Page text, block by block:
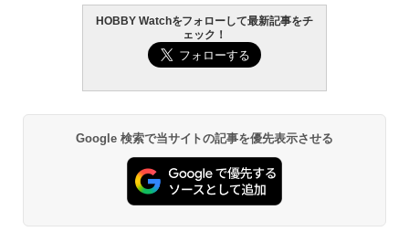
2026年11月予約 ガチャ【miffy きらきら
星空のめじるしガチャマスコット コンプ
リート 5種セット カプセルトイ】
【中古】 【未開封品】 MAXIMATIC 呪
術廻戦 禪院直哉 BANDAI NAMCO/バン
ダイナムコ フィギュア
LayLax ライラクス NINE BALL ナイン
ボール インジェクションバルブ[注入バ
ルブ]ブラック3本セット
東京マルイ 電動SMG スコーピオン モッ
ドM/Vz61 80連マガジン CMG ノーマル
マガジン
TAMASHII NATIONS S.H.フィギュアー
ツ ONE PIECE シャンクス -マリンフォ
製 塗装済み可動フィギュア
TAMASHII NATIONS S.H.フィギュアー
ツ（真骨彫製法） 仮面ライダーBLACK
HG 機動戦士ガンダム00 グラハム専用ユ
ニオンフラッグカスタム 1/144スケール
BANDAI SPIRITS(バンダイ スピリッツ)
30MS Fate/Grand Order アルトリア・
キャスター 色分け済みプラモデル
東京マルイ (TOKYO MARUI) ガスブロー
バックマシンガン No.14 20式 5.56mm
東京マルイ(TOKYO MARUI) No.21 H&K
USP HG 18歳以上エアーHOPハンドガン
￥3,409
GSIクレオス Mr.トップコート 水性プレ
ミアムトップコートスプレー 光沢 88ml
タミヤ クラフトツールシリーズ No.123
先細薄刃ニッパー (ゲートカット用) プラ
モデル用工具 74123
HOBBY Watchをフォローして最新記事をチ
ェック！
Google 検索で当サイトの記事を優先表示させる